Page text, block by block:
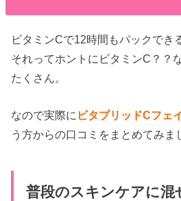
ビタミンCで12時間もパックでき
それってホントにビタミンC？？
たくさん。
なので実際に ビタブリッドCフェ
う方からの口コミをまとめてみま
普段のスキンケアに混